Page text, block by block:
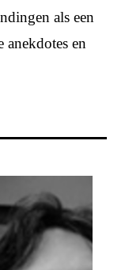
als een
anekdotes en